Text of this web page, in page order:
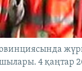
4 қаңтар